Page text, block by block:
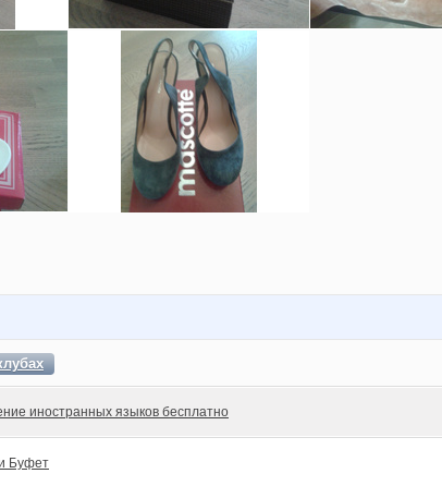
иностранных языков бесплатно
Буфет